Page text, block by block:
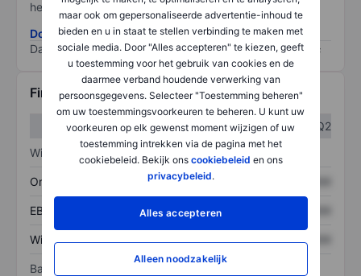
maar ook om gepersonaliseerde advertentie-inhoud te
bieden en u in staat te stellen verbinding te maken met
sociale media. Door "Alles accepteren" te kiezen, geeft
u toestemming voor het gebruik van cookies en de
daarmee verband houdende verwerking van
persoonsgegevens. Selecteer "Toestemming beheren"
om uw toestemmingsvoorkeuren te beheren. U kunt uw
voorkeuren op elk gewenst moment wijzigen of uw
toestemming intrekken via de pagina met het
cookiebeleid. Bekijk ons cookiebeleid en ons
privacybeleid.
Alles accepteren
Alleen noodzakelijk
het grootste risico).
Download de ESG-risicomethodologie
Data provided by
/
Financiële gegevens
Q1
Q2
Winst/verlies
Omzet XXXXXXX
EBITDA XXXXXXX
Winst XXXXXXX XXXXXXX
Balans